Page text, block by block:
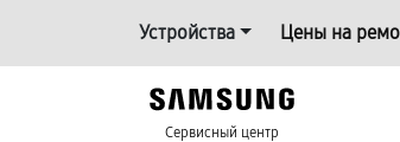
Устройства Цены на
Сервисный центр